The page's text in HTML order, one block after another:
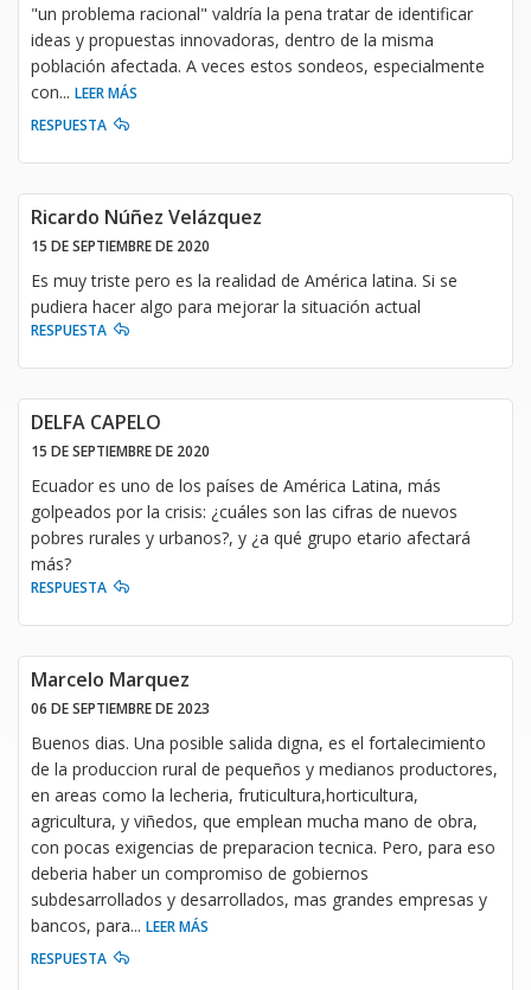
"un problema racional" valdría la pena tratar de identificar
ideas y propuestas innovadoras, dentro de la misma
población afectada. A veces estos sondeos, especialmente
con... LEER MÁS
RESPUESTA
Ricardo Núñez Velázquez
15 DE SEPTIEMBRE DE 2020
Es muy triste pero es la realidad de América latina. Si se
pudiera hacer algo para mejorar la situación actual
RESPUESTA
DELFA CAPELO
15 DE SEPTIEMBRE DE 2020
Ecuador es uno de los países de América Latina, más
golpeados por la crisis: ¿cuáles son las cifras de nuevos
pobres rurales y urbanos?, y ¿a qué grupo etario afectará
más?
RESPUESTA
Marcelo Marquez
06 DE SEPTIEMBRE DE 2023
Buenos dias. Una posible salida digna, es el fortalecimiento
de la produccion rural de pequeños y medianos productores,
en areas como la lecheria, fruticultura,horticultura,
agricultura, y viñedos, que emplean mucha mano de obra,
con pocas exigencias de preparacion tecnica. Pero, para eso
deberia haber un compromiso de gobiernos
subdesarrollados y desarrollados, mas grandes empresas y
bancos, para... LEER MÁS
RESPUESTA